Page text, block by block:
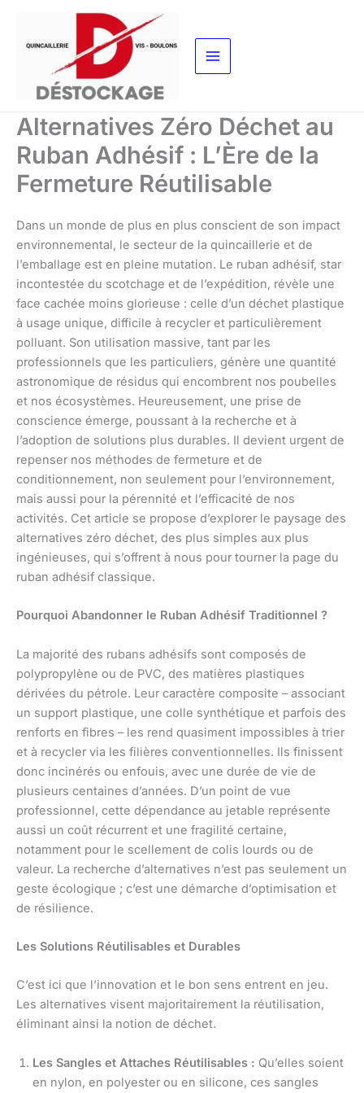
contenu
Alternatives Zéro Déchet au
Ruban Adhésif : L’Ère de la
Fermeture Réutilisable
Dans un monde de plus en plus conscient de son impact
environnemental, le secteur de la quincaillerie et de
l’emballage est en pleine mutation. Le ruban adhésif, star
incontestée du scotchage et de l’expédition, révèle une
face cachée moins glorieuse : celle d’un déchet plastique
à usage unique, difficile à recycler et particulièrement
polluant. Son utilisation massive, tant par les
professionnels que les particuliers, génère une quantité
astronomique de résidus qui encombrent nos poubelles
et nos écosystèmes. Heureusement, une prise de
conscience émerge, poussant à la recherche et à
l’adoption de solutions plus durables. Il devient urgent de
repenser nos méthodes de fermeture et de
conditionnement, non seulement pour l’environnement,
mais aussi pour la pérennité et l’efficacité de nos
activités. Cet article se propose d’explorer le paysage des
alternatives zéro déchet, des plus simples aux plus
ingénieuses, qui s’offrent à nous pour tourner la page du
ruban adhésif classique.
Pourquoi Abandonner le Ruban Adhésif Traditionnel ?
La majorité des rubans adhésifs sont composés de
polypropylène ou de PVC, des matières plastiques
dérivées du pétrole. Leur caractère composite – associant
un support plastique, une colle synthétique et parfois des
renforts en fibres – les rend quasiment impossibles à trier
et à recycler via les filières conventionnelles. Ils finissent
donc incinérés ou enfouis, avec une durée de vie de
plusieurs centaines d’années. D’un point de vue
professionnel, cette dépendance au jetable représente
aussi un coût récurrent et une fragilité certaine,
notamment pour le scellement de colis lourds ou de
valeur. La recherche d’alternatives n’est pas seulement un
geste écologique ; c’est une démarche d’optimisation et
de résilience.
Les Solutions Réutilisables et Durables
C’est ici que l’innovation et le bon sens entrent en jeu.
Les alternatives visent majoritairement la réutilisation,
éliminant ainsi la notion de déchet.
Les Sangles et Attaches Réutilisables : Qu’elles soient
en nylon, en polyester ou en silicone, ces sangles